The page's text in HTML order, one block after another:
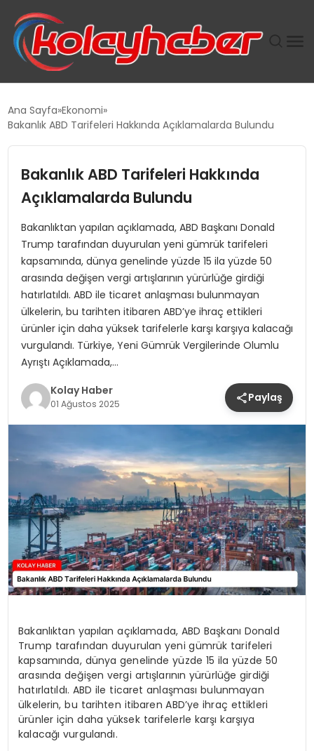
TANYER YAPI ZEMIN MÜHENDISLIĞINDE HEDEF
BÜYÜTTÜ
TOROSLAR’DA PAZAR GERGİNLİĞİ!
Ana Sayfa Ekonomi
Bakanlık ABD Tarifeleri Hakkında Açıklamalarda Bulundu
Bakanlık ABD Tarifeleri Hakkında
Açıklamalarda Bulundu
Bakanlıktan yapılan açıklamada, ABD Başkanı Donald
Trump tarafından duyurulan yeni gümrük tarifeleri
kapsamında, dünya genelinde yüzde 15 ila yüzde 50
arasında değişen vergi artışlarının yürürlüğe girdiği
hatırlatıldı. ABD ile ticaret anlaşması bulunmayan
ülkelerin, bu tarihten itibaren ABD’ye ihraç ettikleri
ürünler için daha yüksek tarifelerle karşı karşıya kalacağı
vurgulandı. Türkiye, Yeni Gümrük Vergilerinde Olumlu
Ayrıştı Açıklamada,…
Kolay Haber
01 Ağustos 2025 Paylaş
Bakanlıktan yapılan açıklamada, ABD Başkanı Donald
Trump tarafından duyurulan yeni gümrük tarifeleri
kapsamında, dünya genelinde yüzde 15 ila yüzde 50
arasında değişen vergi artışlarının yürürlüğe girdiği
hatırlatıldı. ABD ile ticaret anlaşması bulunmayan
ülkelerin, bu tarihten itibaren ABD’ye ihraç ettikleri
ürünler için daha yüksek tarifelerle karşı karşıya
kalacağı vurgulandı.